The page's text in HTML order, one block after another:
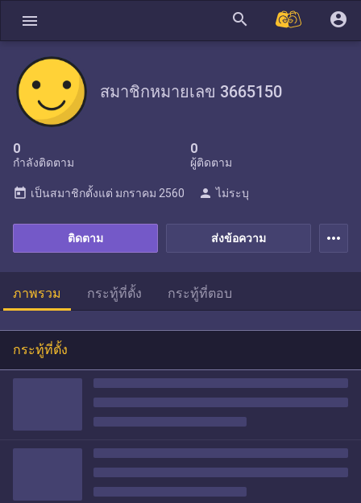
menu search account_circle
สมาชิกหมายเลข 3665150
0
กำลังติดตาม
0
ผู้ติดตาม
ส่งข้อความ
ติดตาม
today เป็นสมาชิกตั้งแต่ มกราคม 2560 person ไม่ระบุ
more_horiz
ภาพรวม กระทู้ที่ตั้ง กระทู้ที่ตอบ
กระทู้ที่ตั้ง